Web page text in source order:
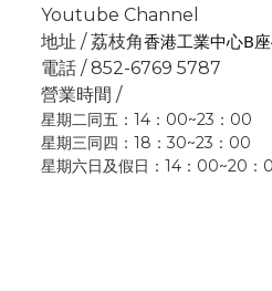
Youtube Channel
地址 / 荔枝角香港工業中心B
電話 / 852-6769 5787
營業時間 /
星期二同五：14：00~23：00
星期三同四：18：30~23：00
星期六日及假日：14：00~20：